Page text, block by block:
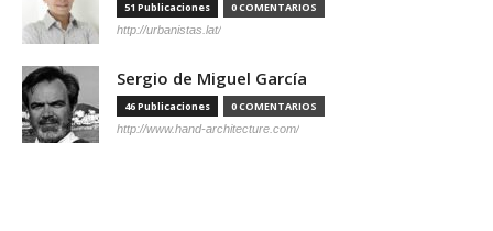
51 Publicaciones 0 COMENTARIOS
http://urbanistas.lat/
Sergio de Miguel García
46 Publicaciones 0 COMENTARIOS
http://www.hand-architecture.com/